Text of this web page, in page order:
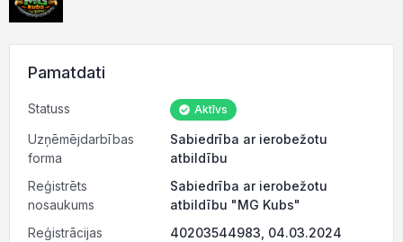
Pamatdati
Statuss Aktīvs
Uzņēmējdarbības
forma
Sabiedrība ar ierobežotu
atbildību
Reģistrēts
nosaukums
Sabiedrība ar ierobežotu
atbildību "MG Kubs"
Reģistrācijas
40203544983, 04.03.2024